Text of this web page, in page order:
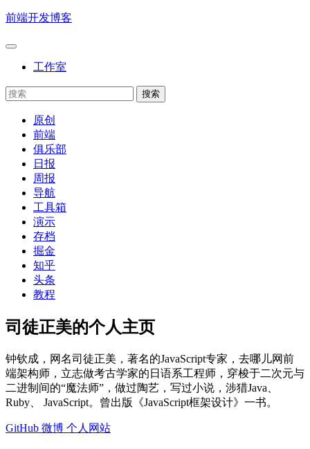
前端开发博客
工作室
原创
前端
俱乐部
日报
周报
导航
工具箱
演示
存档
掘金
知乎
头条
教程
司徒正美的个人主页
钟钦成，网名司徒正美，著名的JavaScript专家，去哪儿网前
端架构师，立志做考古学家的日语系工程师，穿梭于二次元与
二进制间的“魔法师”，做过陶艺，写过小说，涉猎Java、
Ruby、 JavaScript。曾出版《JavaScript框架设计》一书。
GitHub 微博 个人网站